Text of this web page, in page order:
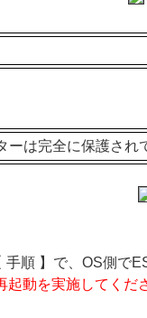
は完全に保護され
順 】で、OS側で
動を実施してくだ